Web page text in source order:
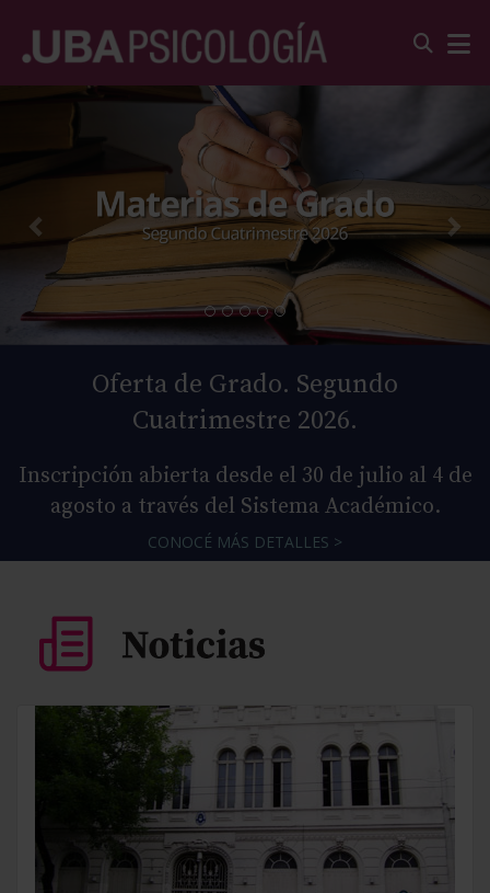
Oferta de Grado. Segundo
Cuatrimestre 2026.
Inscripción abierta desde el 30 de julio al 4 de
agosto a través del Sistema Académico.
CONOCÉ MÁS DETALLES >